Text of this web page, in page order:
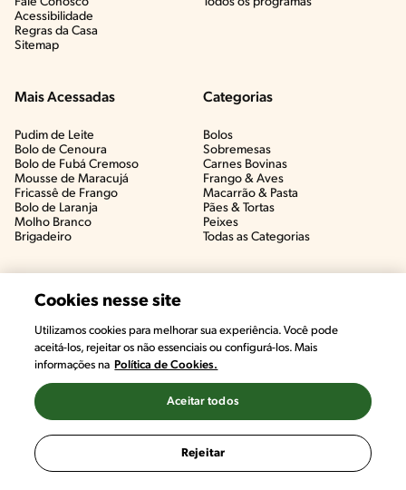
Acessibilidade
Regras da Casa
Sitemap
Mais Acessadas
Pudim de Leite
Bolo de Cenoura
Bolo de Fubá Cremoso
Mousse de Maracujá
Fricassê de Frango
Bolo de Laranja
Molho Branco
Brigadeiro
Categorias
Bolos
Sobremesas
Carnes Bovinas​
Frango & Aves​
Macarrão & Pasta​
Pães & Tortas​
Peixes
Todas as Categorias
Cookies nesse site
Utilizamos cookies para melhorar sua experiência. Você pode
aceitá-los, rejeitar os não essenciais ou configurá-los. Mais
informações na Política de Cookies.
Rejeitar
Aceitar todos